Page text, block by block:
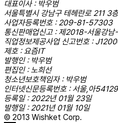
대표이사 : 박우범
서울특별시 강남구 테헤란로 211 3
사업자등록번호 : 209-81-57303
통신판매업신고 : 제2018-서울강
직업정보제공사업 신고번호 :
제호 : 요즘IT
발행인 : 박우범
편집인 : 노희선
청소년보호책임자 : 박우범
인터넷신문등록번호 : 서울,아54129
등록일 : 2022년 01월 23일
발행일 : 2021년 01월 10일
© 2013 Wishket Corp.